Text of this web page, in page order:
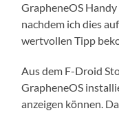
GrapheneOS
nachdem ich dies
wertvollen Tipp
Aus dem F-Droid
GrapheneOS
anzeigen können.